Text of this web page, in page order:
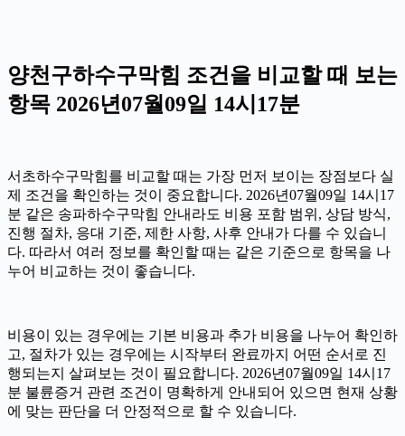
양천구하수구막힘 조건을 비교할 때 보는
항목 2026년07월09일 14시17분
서초하수구막힘를 비교할 때는 가장 먼저 보이는 장점보다 실
제 조건을 확인하는 것이 중요합니다. 2026년07월09일 14시17
분 같은 송파하수구막힘 안내라도 비용 포함 범위, 상담 방식,
진행 절차, 응대 기준, 제한 사항, 사후 안내가 다를 수 있습니
다. 따라서 여러 정보를 확인할 때는 같은 기준으로 항목을 나
누어 비교하는 것이 좋습니다.
비용이 있는 경우에는 기본 비용과 추가 비용을 나누어 확인하
고, 절차가 있는 경우에는 시작부터 완료까지 어떤 순서로 진
행되는지 살펴보는 것이 필요합니다. 2026년07월09일 14시17
분 불륜증거 관련 조건이 명확하게 안내되어 있으면 현재 상황
에 맞는 판단을 더 안정적으로 할 수 있습니다.